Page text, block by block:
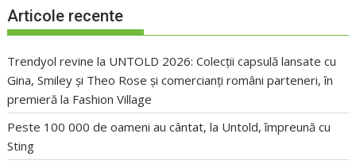
Articole recente
Trendyol revine la UNTOLD 2026: Colecții capsulă lansate cu
Gina, Smiley și Theo Rose și comercianți români parteneri, în
premieră la Fashion Village
Peste 100 000 de oameni au cântat, la Untold, împreună cu
Sting